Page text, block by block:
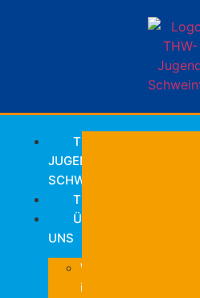
THW-
JUGEND
SCHWEINFURT
TERMINE
ÜBER
UNS
Was
ist